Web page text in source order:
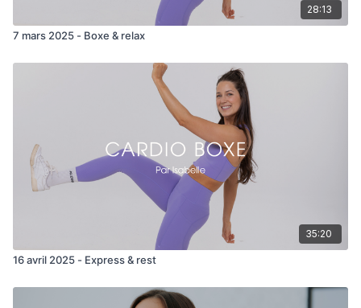
3 pulses squat air punch
3 head to knee switch
Head to knee to kick x 25/côté
28:13
7 mars 2025 - Boxe & relax
35:20
16 avril 2025 - Express & rest